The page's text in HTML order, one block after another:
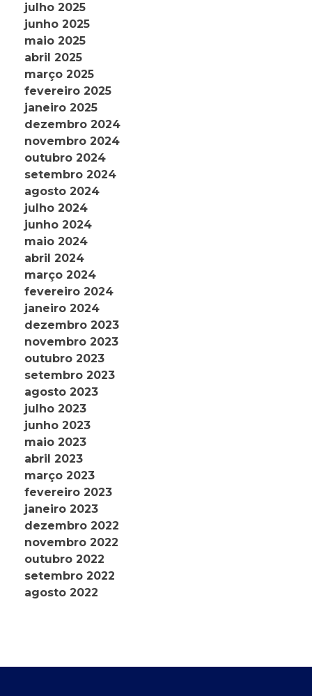
julho 2025
junho 2025
maio 2025
abril 2025
março 2025
fevereiro 2025
janeiro 2025
dezembro 2024
novembro 2024
outubro 2024
setembro 2024
agosto 2024
julho 2024
junho 2024
maio 2024
abril 2024
março 2024
fevereiro 2024
janeiro 2024
dezembro 2023
novembro 2023
outubro 2023
setembro 2023
agosto 2023
julho 2023
junho 2023
maio 2023
abril 2023
março 2023
fevereiro 2023
janeiro 2023
dezembro 2022
novembro 2022
outubro 2022
setembro 2022
agosto 2022